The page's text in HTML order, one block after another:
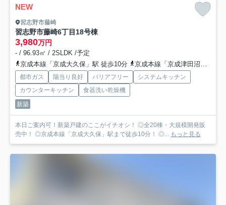
NEW
習志野市藤崎
習志野市藤崎6丁目 18号棟
3,980万円
- / 96.93㎡ / 2SLDK /予定
京成本線「京成大久保」駅 徒歩10分
京成本線「京成津田沼」駅 徒歩27分
都市ガス 陽当り良好 バリアフリー
システムキッチン
カウンターキッチン
食器洗い乾燥機
新築
本日ご案内可！新築戸建のここがイチオシ！ ◎全20棟・大規模開発販
売中！ ◎京成本線「京成大久保」駅まで徒歩10分！ ◎... もっと見る